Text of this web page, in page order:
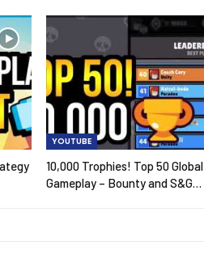
YOUTUBE
10,000 Trophies! Top 50 Global
Gameplay – Bounty and S&G…